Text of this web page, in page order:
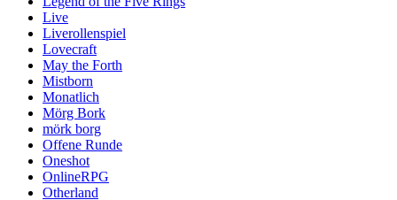
Live
Liverollenspiel
Lovecraft
May the Forth
Mistborn
Monatlich
Mörg Bork
mörk borg
Offene Runde
Oneshot
OnlineRPG
Otherland